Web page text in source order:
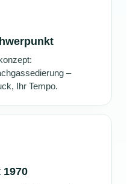
–
Ihr Tempo.